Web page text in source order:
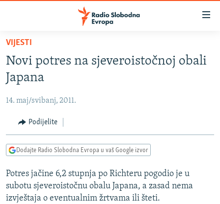
Pređite
glavni
sadržaj
Pređite
na
navigaciju
Pređite
na
BOSNA I HERCEGOVINA
SRBIJA
KOSOVO
CRNA GORA
VIDEO
FOTOGALERIJE
INFOGRAFIKE
PODCASTI
RAT U UKRAJINI
KINA NA BALKANU
VIJESTI
Novi potres na sjeveroistočnoj obali
Japana
14. maj/svibanj, 2011.
Podijelite
Dodajte Radio Slobodna Evropa u vaš Google izvor
Potres jačine 6,2 stupnja po Richteru pogodio je u
subotu sjeveroistočnu obalu Japana, a zasad nema
izvještaja o eventualnim žrtvama ili šteti.